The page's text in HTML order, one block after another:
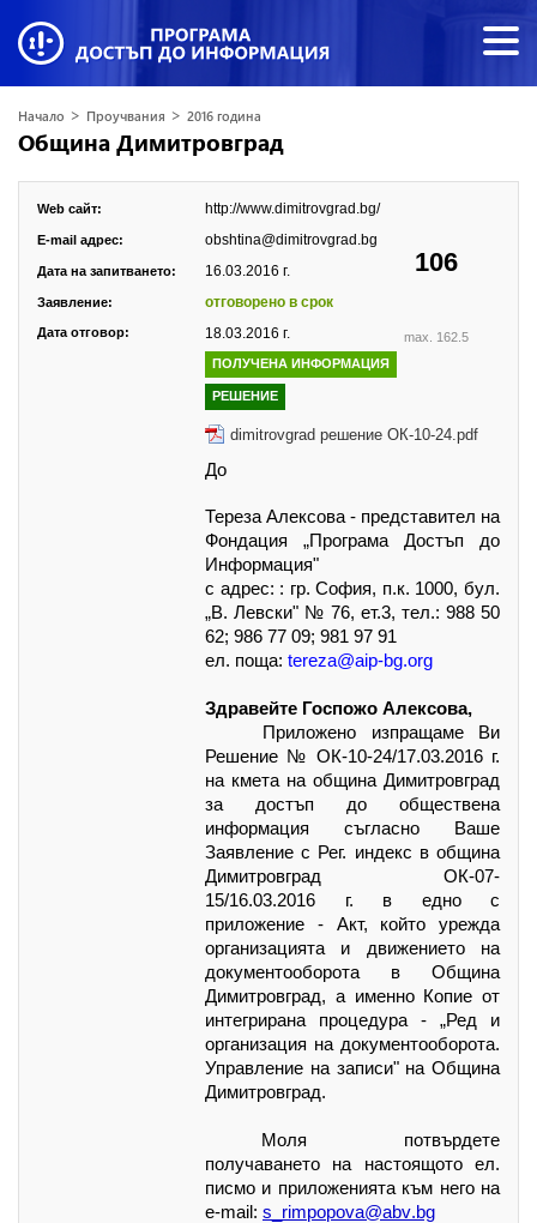
Начало > Проучвания > 2016 година
Община Димитровград
106
max. 162.5
Web сайт: http://www.dimitrovgrad.bg/
E-mail адрес: obshtina@dimitrovgrad.bg
Дата на запитването: 16.03.2016 г.
Заявление: отговорено в срок
Дата отговор: 18.03.2016 г.
ПОЛУЧЕНА ИНФОРМАЦИЯ
РЕШЕНИЕ
dimitrovgrad решение ОК-10-24.pdf
До
Тереза Алексова - представител на
Фондация „Програма Достъп до
Информация"
с адрес: : гр. София, п.к. 1000, бул.
„В. Левски" № 76, ет.3, тел.: 988 50
62; 986 77 09; 981 97 91
ел. поща: tereza@aip-bg.org
Здравейте Госпожо Алексова,
Приложено изпращаме Ви
Решение № ОК-10-24/17.03.2016 г.
на кмета на община Димитровград
за достъп до обществена
информация съгласно Ваше
Заявление с Рег. индекс в община
Димитровград ОК-07-
15/16.03.2016 г. в едно с
приложение - Aкт, който урежда
организацията и движението на
документооборота в Община
Димитровград, а именно Копие от
интегрирана процедура - „Ред и
организация на документооборота.
Управление на записи" на Община
Димитровград.
Моля потвърдете
получаването на настоящото ел.
писмо и приложенията към него на
e-mail: s rimpopova@abv.bg